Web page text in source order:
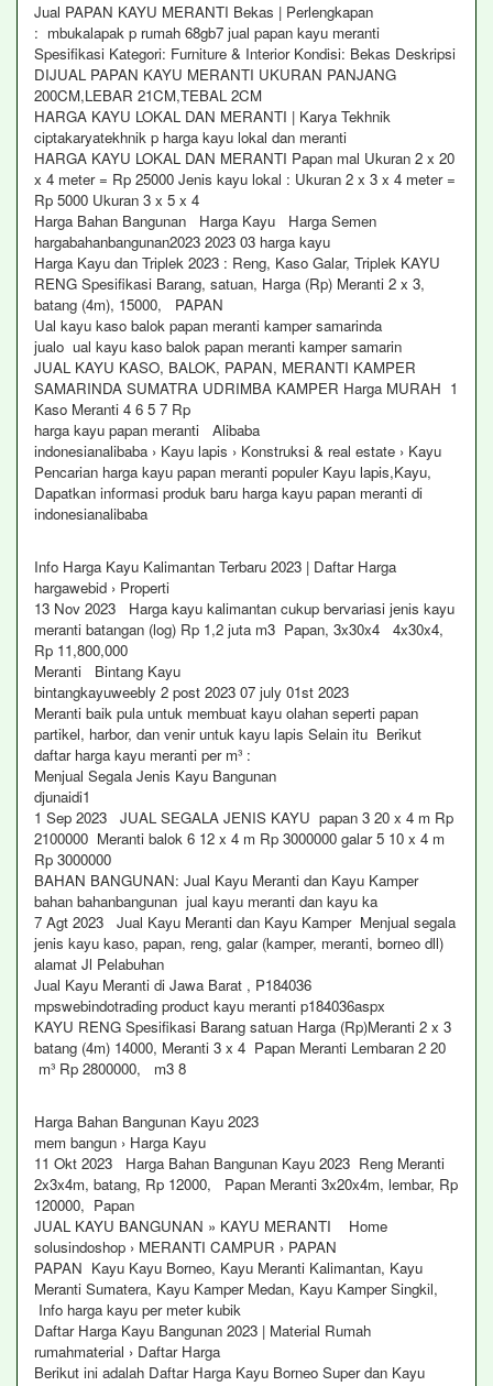
Jual PAPAN KAYU MERANTI Bekas | Perlengkapan
: mbukalapak p rumah 68gb7 jual papan kayu meranti
Spesifikasi Kategori: Furniture & Interior Kondisi: Bekas Deskripsi
DIJUAL PAPAN KAYU MERANTI UKURAN PANJANG
200CM,LEBAR 21CM,TEBAL 2CM
HARGA KAYU LOKAL DAN MERANTI | Karya Tekhnik
ciptakaryatekhnik p harga kayu lokal dan meranti
HARGA KAYU LOKAL DAN MERANTI Papan mal Ukuran 2 x 20
x 4 meter = Rp 25000 Jenis kayu lokal : Ukuran 2 x 3 x 4 meter =
Rp 5000 Ukuran 3 x 5 x 4
Harga Bahan Bangunan Harga Kayu Harga Semen
hargabahanbangunan2023 2023 03 harga kayu
Harga Kayu dan Triplek 2023 : Reng, Kaso Galar, Triplek KAYU
RENG Spesifikasi Barang, satuan, Harga (Rp) Meranti 2 x 3,
batang (4m), 15000, PAPAN
Ual kayu kaso balok papan meranti kamper samarinda
jualo ual kayu kaso balok papan meranti kamper samarin
JUAL KAYU KASO, BALOK, PAPAN, MERANTI KAMPER
SAMARINDA SUMATRA UDRIMBA KAMPER Harga MURAH 1
Kaso Meranti 4 6 5 7 Rp
harga kayu papan meranti Alibaba
indonesianalibaba › Kayu lapis › Konstruksi & real estate › Kayu
Pencarian harga kayu papan meranti populer Kayu lapis,Kayu,
Dapatkan informasi produk baru harga kayu papan meranti di
indonesianalibaba
Info Harga Kayu Kalimantan Terbaru 2023 | Daftar Harga
hargawebid › Properti
13 Nov 2023 Harga kayu kalimantan cukup bervariasi jenis kayu
meranti batangan (log) Rp 1,2 juta m3 Papan, 3x30x4 4x30x4,
Rp 11,800,000
Meranti Bintang Kayu
bintangkayuweebly 2 post 2023 07 july 01st 2023
Meranti baik pula untuk membuat kayu olahan seperti papan
partikel, harbor, dan venir untuk kayu lapis Selain itu Berikut
daftar harga kayu meranti per m³ :
Menjual Segala Jenis Kayu Bangunan
djunaidi1
1 Sep 2023 JUAL SEGALA JENIS KAYU papan 3 20 x 4 m Rp
2100000 Meranti balok 6 12 x 4 m Rp 3000000 galar 5 10 x 4 m
Rp 3000000
BAHAN BANGUNAN: Jual Kayu Meranti dan Kayu Kamper
bahan bahanbangunan jual kayu meranti dan kayu ka
7 Agt 2023 Jual Kayu Meranti dan Kayu Kamper Menjual segala
jenis kayu kaso, papan, reng, galar (kamper, meranti, borneo dll)
alamat Jl Pelabuhan
Jual Kayu Meranti di Jawa Barat , P184036
mpswebindotrading product kayu meranti p184036aspx
KAYU RENG Spesifikasi Barang satuan Harga (Rp)Meranti 2 x 3
batang (4m) 14000, Meranti 3 x 4 Papan Meranti Lembaran 2 20
m³ Rp 2800000, m3 8
Harga Bahan Bangunan Kayu 2023
mem bangun › Harga Kayu
11 Okt 2023 Harga Bahan Bangunan Kayu 2023 Reng Meranti
2x3x4m, batang, Rp 12000, Papan Meranti 3x20x4m, lembar, Rp
120000, Papan
JUAL KAYU BANGUNAN » KAYU MERANTI Home
solusindoshop › MERANTI CAMPUR › PAPAN
PAPAN Kayu Kayu Borneo, Kayu Meranti Kalimantan, Kayu
Meranti Sumatera, Kayu Kamper Medan, Kayu Kamper Singkil,
Info harga kayu per meter kubik
Daftar Harga Kayu Bangunan 2023 | Material Rumah
rumahmaterial › Daftar Harga
Berikut ini adalah Daftar Harga Kayu Borneo Super dan Kayu